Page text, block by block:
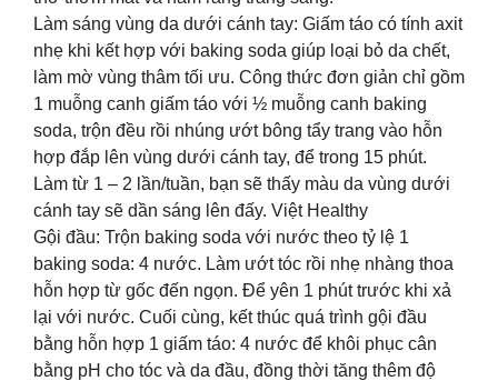
Làm sáng vùng da dưới cánh tay: Giấm táo có tính axit
nhẹ khi kết hợp với baking soda giúp loại bỏ da chết,
làm mờ vùng thâm tối ưu. Công thức đơn giản chỉ gồm
1 muỗng canh giấm táo với ½ muỗng canh baking
soda, trộn đều rồi nhúng ướt bông tẩy trang vào hỗn
hợp đắp lên vùng dưới cánh tay, để trong 15 phút.
Làm từ 1 – 2 lần/tuần, bạn sẽ thấy màu da vùng dưới
cánh tay sẽ dần sáng lên đấy. Việt Healthy
Gội đầu: Trộn baking soda với nước theo tỷ lệ 1
baking soda: 4 nước. Làm ướt tóc rồi nhẹ nhàng thoa
hỗn hợp từ gốc đến ngọn. Để yên 1 phút trước khi xả
lại với nước. Cuối cùng, kết thúc quá trình gội đầu
bằng hỗn hợp 1 giấm táo: 4 nước để khôi phục cân
bằng pH cho tóc và da đầu, đồng thời tăng thêm độ